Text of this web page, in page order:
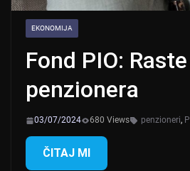
EKONOMIJA
Fond PIO:
penzionera
03/07/2024 680 Views penzioneri,
ČITAJ MI